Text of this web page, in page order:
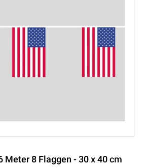
Meter 8 Flaggen - 30 x 40 cm